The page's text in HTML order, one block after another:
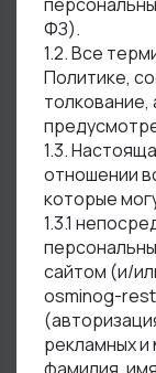
ФЗ).
1.2. Все
Политике,
толкование,
1.3.
отношении
которые
1.3.1
сайтом (и/
osminog-
рекламных